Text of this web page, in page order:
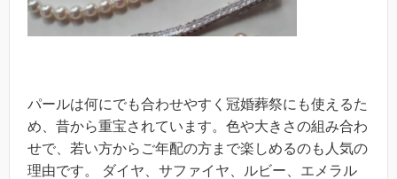
パールは何にでも合わせやすく冠婚葬祭にも使えるた
め、昔から重宝されています。色や大きさの組み合わ
せで、若い方からご年配の方まで楽しめるのも人気の
理由です。 ダイヤ、サファイヤ、ルビー、エメラル